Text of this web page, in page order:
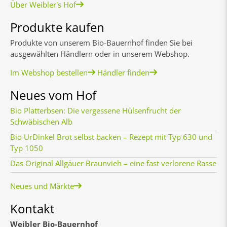
Über Weibler's Hof
Produkte kaufen
Produkte von unserem Bio-Bauernhof finden Sie bei
ausgewählten Händlern oder in unserem Webshop.
Im Webshop bestellen
Händler finden
Neues vom Hof
Bio Platterbsen: Die vergessene Hülsenfrucht der
Schwäbischen Alb
Bio UrDinkel Brot selbst backen – Rezept mit Typ 630 und
Typ 1050
Das Original Allgäuer Braunvieh – eine fast verlorene Rasse
Neues und Märkte
Kontakt
Weibler Bio-Bauernhof